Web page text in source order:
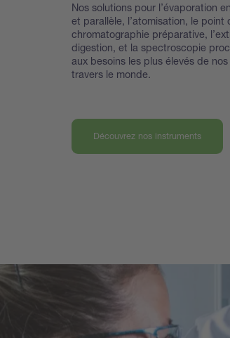
Nos solutions pour l’évaporation
et parallèle, l’atomisation, le point
chromatographie préparative,
digestion, et la spectroscopie
aux besoins les plus élevés de
travers le monde.
Découvrez nos instruments